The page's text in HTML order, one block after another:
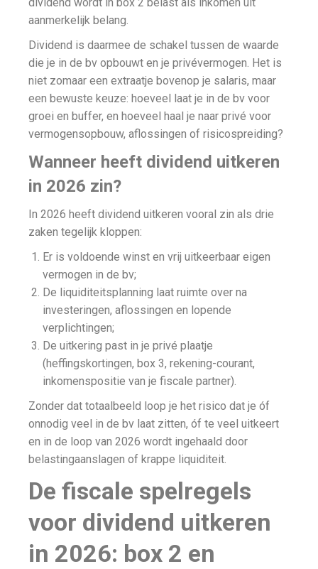
dividend wordt in box 2 belast als inkomen uit
aanmerkelijk belang.
Dividend is daarmee de schakel tussen de waarde
die je in de bv opbouwt en je privévermogen. Het is
niet zomaar een extraatje bovenop je salaris, maar
een bewuste keuze: hoeveel laat je in de bv voor
groei en buffer, en hoeveel haal je naar privé voor
vermogensopbouw, aflossingen of risicospreiding?
Wanneer heeft dividend uitkeren
in 2026 zin?
In 2026 heeft dividend uitkeren vooral zin als drie
zaken tegelijk kloppen:
Er is voldoende winst en vrij uitkeerbaar eigen
vermogen in de bv;
De liquiditeitsplanning laat ruimte over na
investeringen, aflossingen en lopende
verplichtingen;
De uitkering past in je privé plaatje
(heffingskortingen, box 3, rekening-courant,
inkomenspositie van je fiscale partner).
Zonder dat totaalbeeld loop je het risico dat je óf
onnodig veel in de bv laat zitten, óf te veel uitkeert
en in de loop van 2026 wordt ingehaald door
belastingaanslagen of krappe liquiditeit.
De fiscale spelregels
voor dividend uitkeren
in 2026: box 2 en